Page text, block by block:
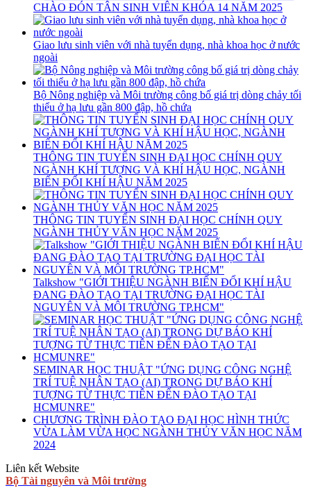
CHÀO ĐÓN TÂN SINH VIÊN KHÓA 14 NĂM 2025
Giao lưu sinh viên với nhà tuyển dụng, nhà khoa học ở nước
ngoài
Bộ Nông nghiệp và Môi trường công bố giá trị dòng chảy tối
thiểu ở hạ lưu gần 800 đập, hồ chứa
THÔNG TIN TUYỂN SINH ĐẠI HỌC CHÍNH QUY
NGÀNH KHÍ TƯỢNG VÀ KHÍ HẬU HỌC, NGÀNH
BIẾN ĐỔI KHÍ HẬU NĂM 2025
THÔNG TIN TUYỂN SINH ĐẠI HỌC CHÍNH QUY
NGÀNH THỦY VĂN HỌC NĂM 2025
Talkshow "GIỚI THIỆU NGÀNH BIẾN ĐỔI KHÍ HẬU
ĐANG ĐÀO TẠO TẠI TRƯỜNG ĐẠI HỌC TÀI
NGUYÊN VÀ MÔI TRƯỜNG TP.HCM"
SEMINAR HỌC THUẬT "ỨNG DỤNG CÔNG NGHỆ
TRÍ TUỆ NHÂN TẠO (AI) TRONG DỰ BÁO KHÍ
TƯỢNG TỪ THỰC TIỄN ĐẾN ĐÀO TẠO TẠI
HCMUNRE"
CHƯƠNG TRÌNH ĐÀO TẠO ĐẠI HỌC HÌNH THỨC
VỪA LÀM VỪA HỌC NGÀNH THỦY VĂN HỌC NĂM
2024
Liên kết Website
Bộ Tài nguyên và Môi trường